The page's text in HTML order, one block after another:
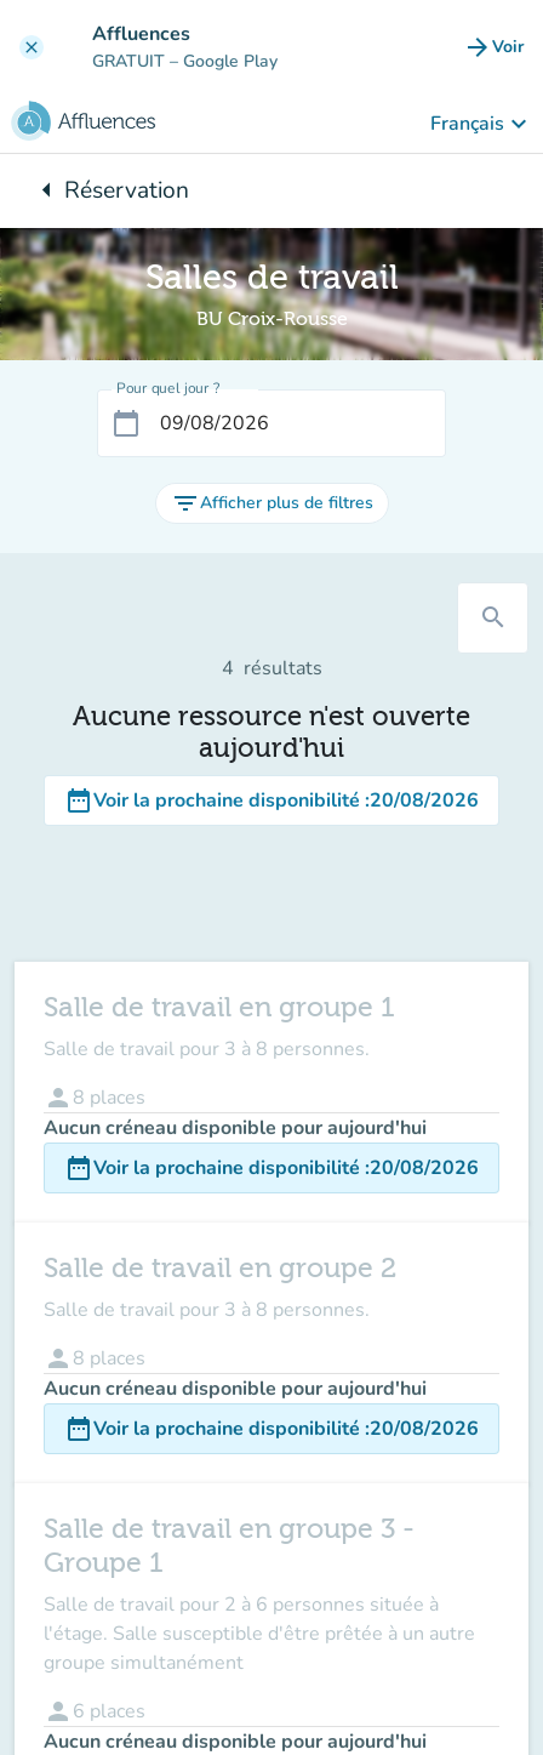
clear Affluences
GRATUIT – Google Play arrow_forward Voir
Français keyboard_arrow_down
arrow_leftRetour à :
Réservation
Salles de travail
BU Croix-Rousse
Pour quel jour ?
calendar_today
filter_listAfficher plus de filtres
search
4 résultats
Aucune ressource n'est ouverte
aujourd'hui
date_rangeVoir la prochaine disponibilité :20/08/2026
Salle de travail en groupe 1
Salle de travail pour 3 à 8 personnes.
person 8 places
Aucun créneau disponible pour aujourd'hui
date_rangeVoir la prochaine disponibilité :20/08/2026
Salle de travail en groupe 2
Salle de travail pour 3 à 8 personnes.
person 8 places
Aucun créneau disponible pour aujourd'hui
date_rangeVoir la prochaine disponibilité :20/08/2026
Salle de travail en groupe 3 -
Groupe 1
Salle de travail pour 2 à 6 personnes située à
l'étage. Salle susceptible d'être prêtée à un autre
groupe simultanément
person 6 places
Aucun créneau disponible pour aujourd'hui